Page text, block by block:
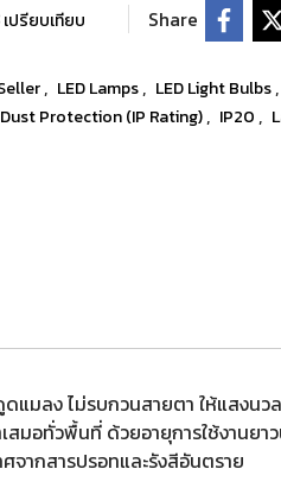
เปรียบเทียบ Share
, LED Lamps, LED Light Bulbs,
Protection (IP Rating), IP20 ,
มลง ไม่รบกวนสายตา ให้แสงนว
มอทั่วพื้นที่ ด้วยอายุการใช้งานย
จากสารปรอทและรังสีอันตราย